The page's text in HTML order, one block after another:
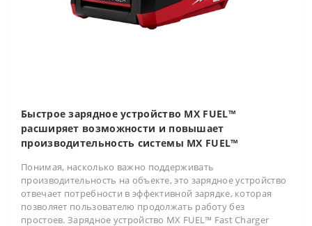
Быстрое зарядное устройство MX FUEL™
расширяет возможности и повышает
производительность системы MX FUEL™
Понимая, насколько важно поддерживать
производительность на объекте, это зарядное устройство
отвечает потребности в эффективной зарядке, которая
позволяет пользователю продолжать работу без
простоев. Зарядное устройство MX FUEL™ Fast Charger